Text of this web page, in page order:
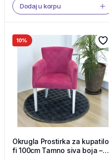
Dodaj u korpu
10%
Okrugla Prostirka za kupatilo
fi 100cm Tamno siva boja –